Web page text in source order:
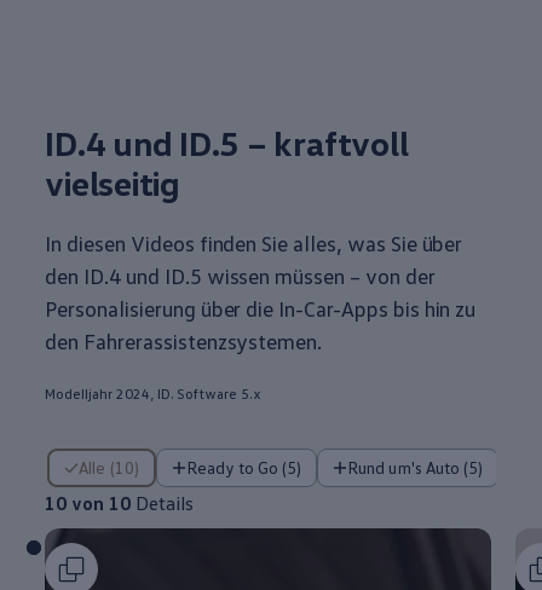
ID.4 und ID.5 – kraftvoll
vielseitig
In diesen Videos finden Sie alles, was Sie über
den ID.4 und ID.5 wissen müssen – von der
Personalisierung über die In-Car-Apps bis hin zu
den Fahrerassistenzsystemen.
Modelljahr 2024, ID. Software 5.x
Alle (10) Ready to Go (5) Rund um's Auto (5)
10 von 10 Details
10 von 10 Details